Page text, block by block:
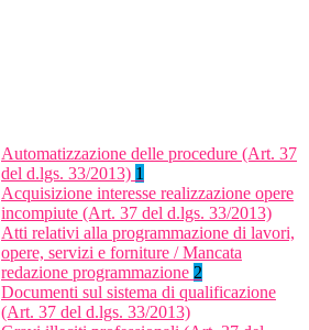
Automatizzazione delle procedure (Art. 37
del d.lgs. 33/2013) 1
Acquisizione interesse realizzazione opere
incompiute (Art. 37 del d.lgs. 33/2013)
Atti relativi alla programmazione di lavori,
opere, servizi e forniture / Mancata
redazione programmazione 2
Documenti sul sistema di qualificazione
(Art. 37 del d.lgs. 33/2013)